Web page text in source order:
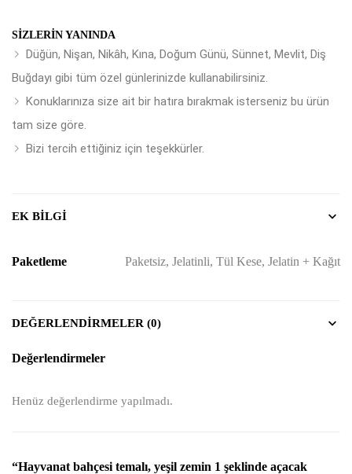
SIZLERIN YANINDA
Düğün, Nişan, Nikâh, Kına, Doğum Günü, Sünnet, Mevlit, Diş
Buğdayı gibi tüm özel günlerinizde kullanabilirsiniz.
Konuklarınıza size ait bir hatıra bırakmak isterseniz bu ürün
tam size göre.
Bizi tercih ettiğiniz için teşekkürler.
EK BILGI
Paketleme Paketsiz, Jelatinli, Tül Kese, Jelatin + Kağıt
DEĞERLENDIRMELER (0)
Değerlendirmeler
Henüz değerlendirme yapılmadı.
“Hayvanat bahçesi temalı, yeşil zemin 1 şeklinde açacak